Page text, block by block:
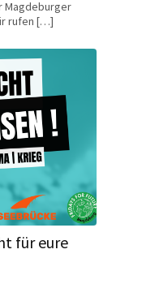
Magdeburger
rufen […]
für eure